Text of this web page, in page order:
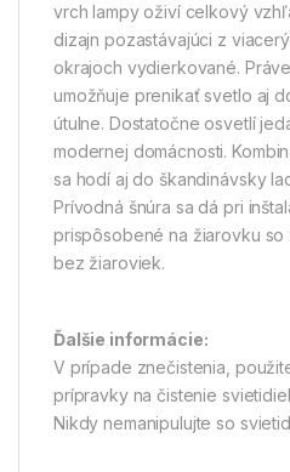
vrch lampy oživí celkový
dizajn pozastávajúci z
okrajoch vydierkované.
umožňuje prenikať svetlo aj
útulne. Dostatočne osvetlí
modernej domácnosti.
sa hodí aj do škandinávsky
Prívodná šnúra sa dá pri
prispôsobené na žiarovku so
bez žiaroviek.
Ďalšie informácie:
V prípade znečistenia,
prípravky na čistenie
Nikdy nemanipulujte so